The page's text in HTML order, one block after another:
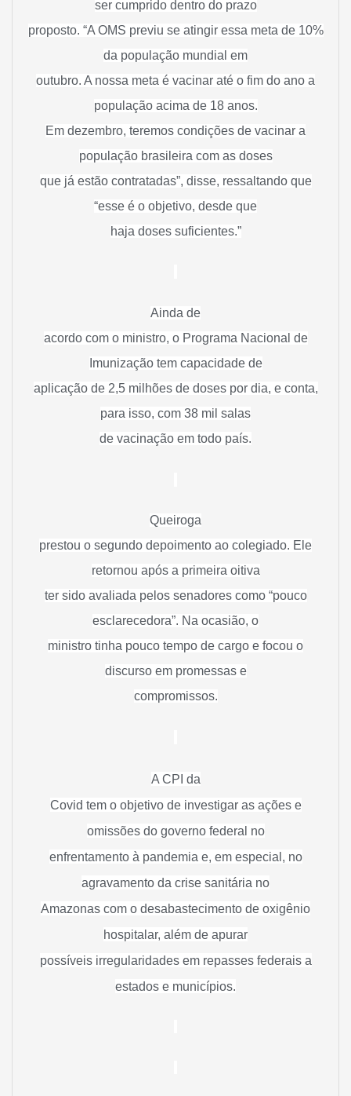
ser cumprido dentro do prazo
proposto. “A OMS previu se atingir essa meta de 10%
da população mundial em
outubro. A nossa meta é vacinar até o fim do ano a
população acima de 18 anos.
Em dezembro, teremos condições de vacinar a
população brasileira com as doses
que já estão contratadas”, disse, ressaltando que
“esse é o objetivo, desde que
haja doses suficientes.”
Ainda de
acordo com o ministro, o Programa Nacional de
Imunização tem capacidade de
aplicação de 2,5 milhões de doses por dia, e conta,
para isso, com 38 mil salas
de vacinação em todo país.
Queiroga
prestou o segundo depoimento ao colegiado. Ele
retornou após a primeira oitiva
ter sido avaliada pelos senadores como “pouco
esclarecedora”. Na ocasião, o
ministro tinha pouco tempo de cargo e focou o
discurso em promessas e
compromissos.
A CPI da
Covid tem o objetivo de investigar as ações e
omissões do governo federal no
enfrentamento à pandemia e, em especial, no
agravamento da crise sanitária no
Amazonas com o desabastecimento de oxigênio
hospitalar, além de apurar
possíveis irregularidades em repasses federais a
estados e municípios.